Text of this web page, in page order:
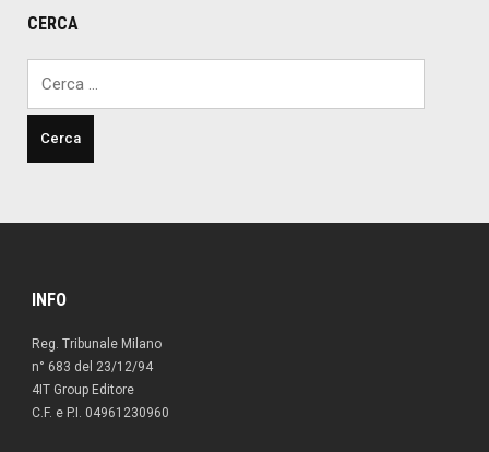
CERCA
INFO
Reg. Tribunale Milano
n° 683 del 23/12/94
4IT Group Editore
C.F. e P.I. 04961230960